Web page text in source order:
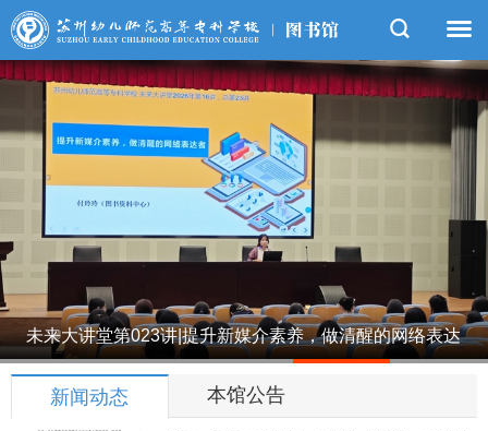
未来大讲堂第023讲|提升新媒介素养，做清醒的网络表达
者
2
新闻动态 本馆公告